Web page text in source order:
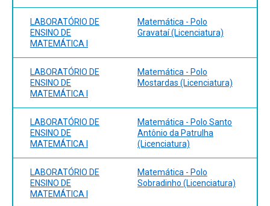
LABORATÓRIO DE
ENSINO DE
MATEMÁTICA I
Matemática - Polo
Gravataí (Licenciatura)
LABORATÓRIO DE
ENSINO DE
MATEMÁTICA I
Matemática - Polo
Mostardas (Licenciatura)
LABORATÓRIO DE
ENSINO DE
MATEMÁTICA I
Matemática - Polo Santo
Antônio da Patrulha
(Licenciatura)
LABORATÓRIO DE
ENSINO DE
MATEMÁTICA I
Matemática - Polo
Sobradinho (Licenciatura)